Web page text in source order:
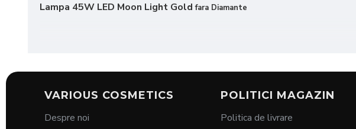
Lampa 45W LED Moon Light Goldfara Diamante
Descriere:
Îmbunătățește-ți experiența de lucru în studio cu lampa semilună, special
VARIOUS COSMETICS
Despre noi
POLITICI MAGAZIN
Politica de livrare